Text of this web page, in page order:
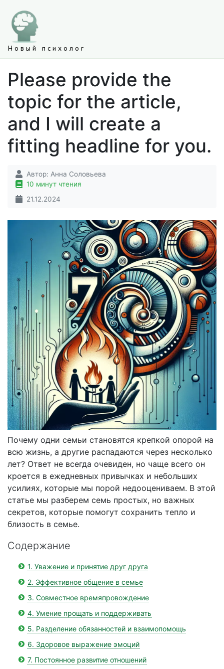
Новый психолог
Please provide the
topic for the article,
and I will create a
fitting headline for you.
Автор: Анна Соловьева
10 минут чтения
21.12.2024
Почему одни семьи становятся крепкой опорой на
всю жизнь, а другие распадаются через несколько
лет? Ответ не всегда очевиден, но чаще всего он
кроется в ежедневных привычках и небольших
усилиях, которые мы порой недооцениваем. В этой
статье мы разберем семь простых, но важных
секретов, которые помогут сохранить тепло и
близость в семье.
Содержание
1. Уважение и принятие друг друга
2. Эффективное общение в семье
3. Совместное времяпровождение
4. Умение прощать и поддерживать
5. Разделение обязанностей и взаимопомощь
6. Здоровое выражение эмоций
7. Постоянное развитие отношений